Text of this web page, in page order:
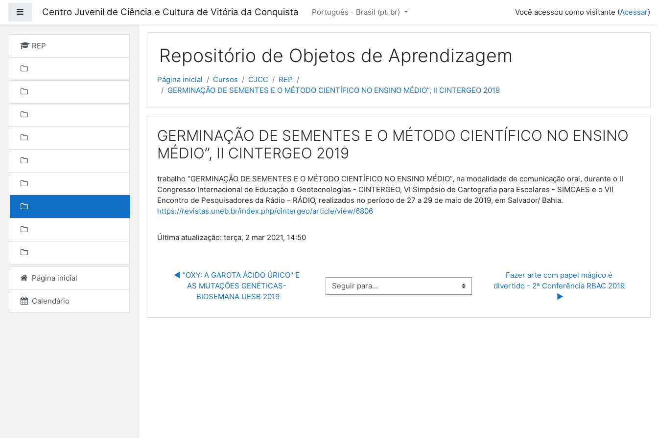
Painel lateral
Centro Juvenil de Ciência e Cultura de Vitória da Conquista Português - Brasil ‎(pt_br)‎ Você acessou como visitante (Acessar)
REP
Página inicial
Calendário
Repositório de Objetos de Aprendizagem
Página inicial Cursos CJCC
REP
GERMINAÇÃO DE SEMENTES E O MÉTODO CIENTÍFICO NO ENSINO MÉDIO”, II CINTERGEO 2019
GERMINAÇÃO DE SEMENTES E O MÉTODO CIENTÍFICO NO ENSINO
MÉDIO”, II CINTERGEO 2019
trabalho “GERMINAÇÃO DE SEMENTES E O MÉTODO CIENTÍFICO NO ENSINO MÉDIO”, na modalidade de comunicação oral, durante o II
Congresso Internacional de Educação e Geotecnologias - CINTERGEO, VI Simpósio de Cartografia para Escolares - SIMCAES e o VII
Encontro de Pesquisadores da Rádio – RÁDIO, realizados no período de 27 a 29 de maio de 2019, em Salvador/ Bahia.
https://revistas.uneb.br/index.php/cintergeo/article/view/6806
Última atualização: terça, 2 mar 2021, 14:50
◀︎ "OXY: A GAROTA ÁCIDO ÚRICO" E
AS MUTAÇÕES GENÉTICAS-
BIOSEMANA UESB 2019
Seguir para...
Fazer arte com papel mágico é
divertido - 2ª Conferência RBAC 2019
▶︎